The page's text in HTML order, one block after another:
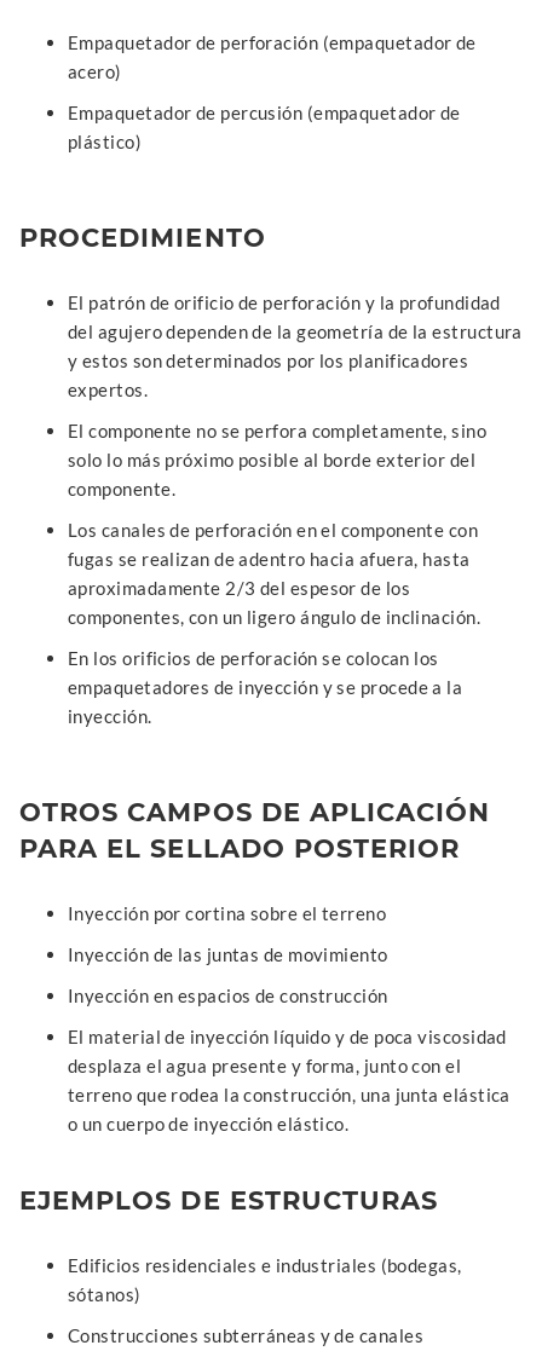
Empaquetador de perforación (empaquetador de
acero)
Empaquetador de percusión (empaquetador de
plástico)
PROCEDIMIENTO
El patrón de orificio de perforación y la profundidad
del agujero dependen de la geometría de la estructura
y estos son determinados por los planificadores
expertos.
El componente no se perfora completamente, sino
solo lo más próximo posible al borde exterior del
componente.
Los canales de perforación en el componente con
fugas se realizan de adentro hacia afuera, hasta
aproximadamente 2/3 del espesor de los
componentes, con un ligero ángulo de inclinación.
En los orificios de perforación se colocan los
empaquetadores de inyección y se procede a la
inyección.
OTROS CAMPOS DE APLICACIÓN
PARA EL SELLADO POSTERIOR
Inyección por cortina sobre el terreno
Inyección de las juntas de movimiento
Inyección en espacios de construcción
El material de inyección líquido y de poca viscosidad
desplaza el agua presente y forma, junto con el
terreno que rodea la construcción, una junta elástica
o un cuerpo de inyección elástico.
EJEMPLOS DE ESTRUCTURAS
Edificios residenciales e industriales (bodegas,
sótanos)
Construcciones subterráneas y de canales